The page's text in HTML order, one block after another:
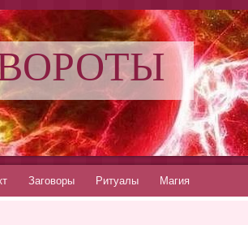
Заговоры Ритуалы Магия